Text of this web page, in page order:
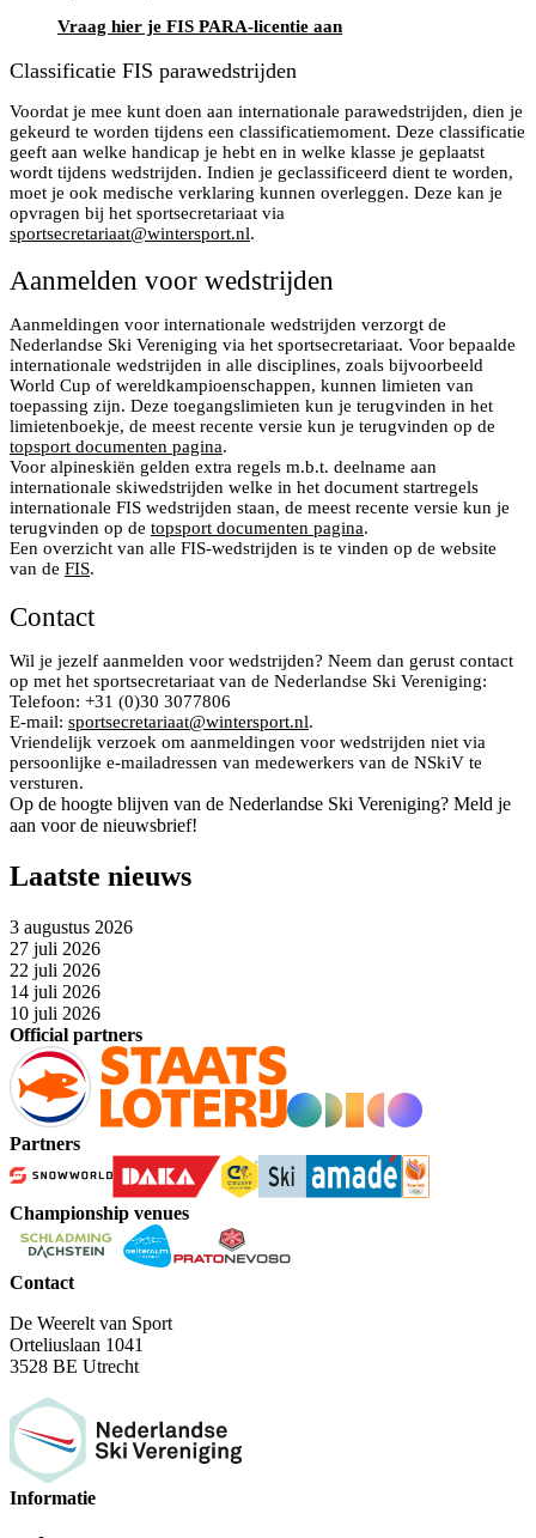
Vraag hier je FIS PARA-licentie aan
Classificatie FIS parawedstrijden
Voordat je mee kunt doen aan internationale parawedstrijden, dien je
gekeurd te worden tijdens een classificatiemoment. Deze classificatie
geeft aan welke handicap je hebt en in welke klasse je geplaatst
wordt tijdens wedstrijden. Indien je geclassificeerd dient te worden,
moet je ook medische verklaring kunnen overleggen. Deze kan je
opvragen bij het sportsecretariaat via
sportsecretariaat@wintersport.nl.
Aanmelden voor wedstrijden
Aanmeldingen voor internationale wedstrijden verzorgt de
Nederlandse Ski Vereniging via het sportsecretariaat. Voor bepaalde
internationale wedstrijden in alle disciplines, zoals bijvoorbeeld
World Cup of wereldkampioenschappen, kunnen limieten van
toepassing zijn. Deze toegangslimieten kun je terugvinden in het
limietenboekje, de meest recente versie kun je terugvinden op de
topsport documenten pagina.
Voor alpineskiën gelden extra regels m.b.t. deelname aan
internationale skiwedstrijden welke in het document startregels
internationale FIS wedstrijden staan, de meest recente versie kun je
terugvinden op de topsport documenten pagina.
Een overzicht van alle FIS-wedstrijden is te vinden op de website
van de FIS.
Contact
Wil je jezelf aanmelden voor wedstrijden? Neem dan gerust contact
op met het sportsecretariaat van de Nederlandse Ski Vereniging:
Telefoon: +31 (0)30 3077806
E-mail: sportsecretariaat@wintersport.nl.
Vriendelijk verzoek om aanmeldingen voor wedstrijden niet via
persoonlijke e-mailadressen van medewerkers van de NSkiV te
versturen.
Op de hoogte blijven van de Nederlandse Ski Vereniging? Meld je
aan voor de nieuwsbrief!
Laatste nieuws
3 augustus 2026
27 juli 2026
22 juli 2026
14 juli 2026
10 juli 2026
Official partners
Partners
Championship venues
Contact
De Weerelt van Sport
Orteliuslaan 1041
3528 BE Utrecht
Informatie